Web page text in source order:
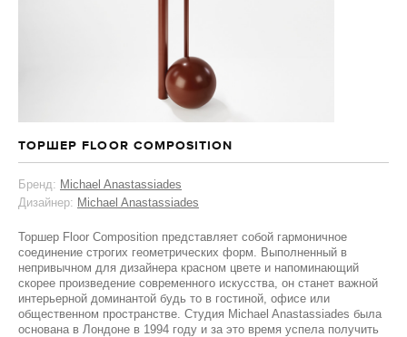
ТОРШЕР FLOOR COMPOSITION
Бренд: Michael Anastassiades
Дизайнер: Michael Anastassiades
Торшер Floor Composition представляет собой гармоничное
соединение строгих геометрических форм. Выполненный в
непривычном для дизайнера красном цвете и напоминающий
скорее произведение современного искусства, он станет важной
интерьерной доминантой будь то в гостиной, офисе или
общественном пространстве. Студия Michael Anastassiades была
основана в Лондоне в 1994 году и за это время успела получить